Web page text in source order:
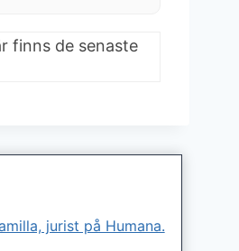
finns de senaste